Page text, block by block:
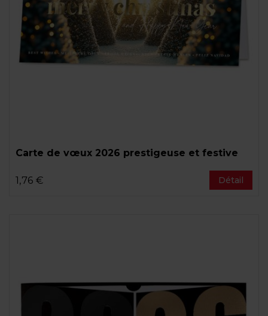
Carte de vœux 2026 prestigeuse et festive
1,76 € Détail